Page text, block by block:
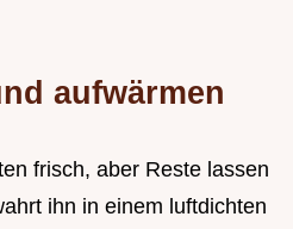
aufwärmen
frisch, aber Reste lassen
ihn in einem luftdichten